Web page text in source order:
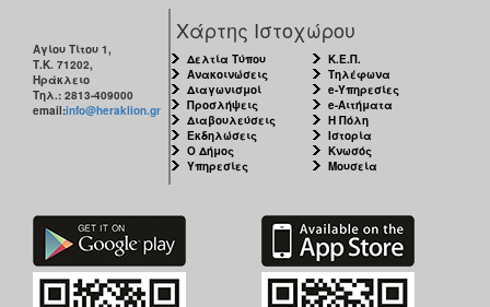
Αγίου Τίτου 1,
Τ.Κ. 71202,
Ηράκλειο
Τηλ.: 2813-409000
email:info@heraklion.gr
Χάρτης Ιστοχώρου
Δελτία Τύπου
Ανακοινώσεις
Διαγωνισμοί
Προσλήψεις
Διαβουλεύσεις
Εκδηλώσεις
Ο Δήμος
Υπηρεσίες
Κ.Ε.Π.
Τηλέφωνα
e-Υπηρεσίες
e-Αιτήματα
Η Πόλη
Ιστορία
Κνωσός
Μουσεία